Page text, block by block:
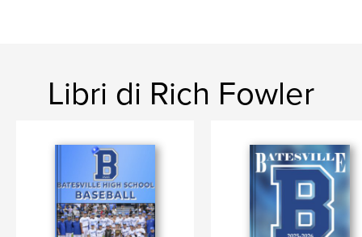
Libri di Rich Fowler